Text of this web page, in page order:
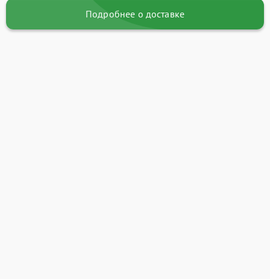
Подробнее о доставке